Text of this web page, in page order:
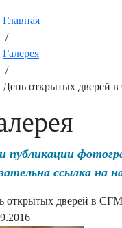
Главная
/
Галерея
/
День открытых дверей
публикации
ссылка на
открытых дверей в